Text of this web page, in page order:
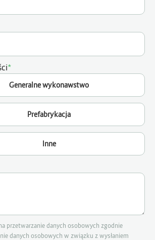
*
Generalne wykonawstwo
Prefabrykacja
Inne
przetwarzanie danych osobowych zgodnie
danych osobowych w związku z wysłaniem